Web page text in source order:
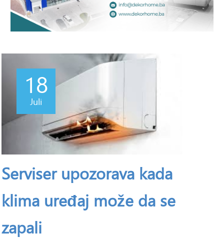
18
Juli
Serviser upozorava kada
klima uređaj može da se
zapali